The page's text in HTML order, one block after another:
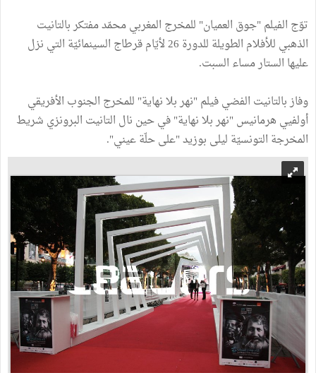
توّج الفيلم "جوق العميان" للمخرج المغربي محمّد مفتكر بالتانيت
الذهبي للأفلام الطويلة للدورة 26 لأيّام قرطاج السينمائيّة التي نزل
عليها الستار مساء السبت.
وفاز بالتانيت الفضي فيلم "نهر بلا نهاية" للمخرج الجنوب الأفريقي
أولفيي هرمانيس "نهر بلا نهاية" في حين نال التانيت البرونزي شريط
المخرجة التونسيّة ليلى بوزيد "على حلّة عيني".